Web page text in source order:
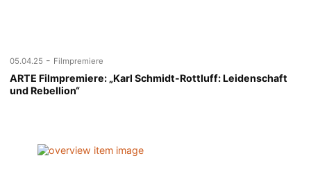
05.04.25 - Filmpremiere
ARTE Filmpremiere: „Karl Schmidt-Rottluff: Leidenschaft
und Rebellion“